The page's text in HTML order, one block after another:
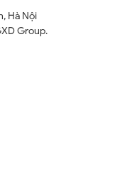
Hà Nội
Group.